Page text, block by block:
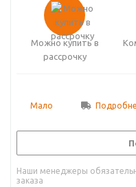
Можно купить в
рассрочку
Мало
Наши менеджеры
заказа